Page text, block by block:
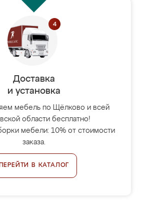
Доставка
и установка
мебель по Щёлково и всей
области бесплатно!
мебели: 10% от стоимости
заказа.
ПЕРЕЙТИ В КАТАЛОГ